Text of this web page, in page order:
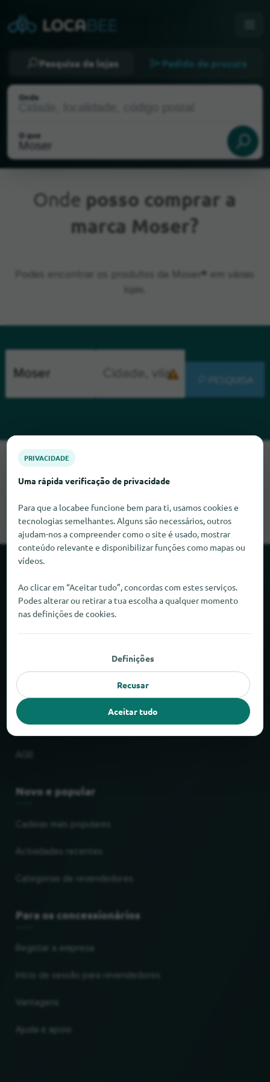
Pesquisa de lojas Pedido de procura
Onde
O que
Localização atual
Onde posso comprar a
marca Moser?
Podes encontrar os produtos da Moser® em várias
PESQUISA
Lamentamos, mas não conseguimos encontrar Moser neste
satisfeitos se nos informasse.
Factos e números
Parceiros
Impressão
Proteção de dados
Novo e popular
Cadeias mais populares
Para os concessionários
Registar a empresa
Vantagens
Ajuda e apoio
PRIVACIDADE
Uma rápida verificação de privacidade
Para que a locabee funcione bem para ti, usamos cookies e
tecnologias semelhantes. Alguns são necessários, outros
ajudam-nos a compreender como o site é usado, mostrar
conteúdo relevante e disponibilizar funções como mapas ou
vídeos.
Ao clicar em “Aceitar tudo”, concordas com estes serviços.
Podes alterar ou retirar a tua escolha a qualquer momento
nas definições de cookies.
Definições
Recusar
Aceitar tudo